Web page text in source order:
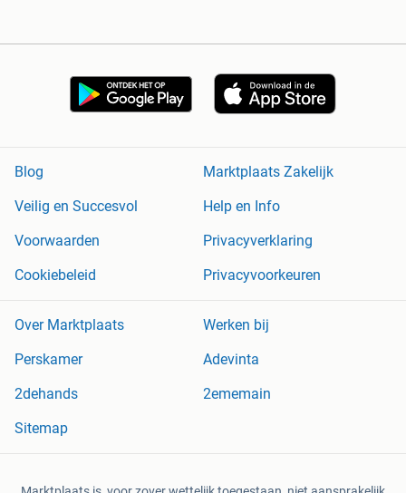
Blog
Marktplaats Zakelijk
Veilig en Succesvol
Help en Info
Voorwaarden
Privacyverklaring
Cookiebeleid
Privacyvoorkeuren
Over Marktplaats
Werken bij
Perskamer
Adevinta
2dehands
2ememain
Sitemap